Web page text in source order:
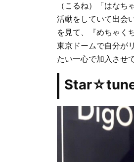
（こるね）「はな
活動をしていて出会
を見て、『めちゃく
東京ドームで自分が
たい一心で加入させ
Star☆tune